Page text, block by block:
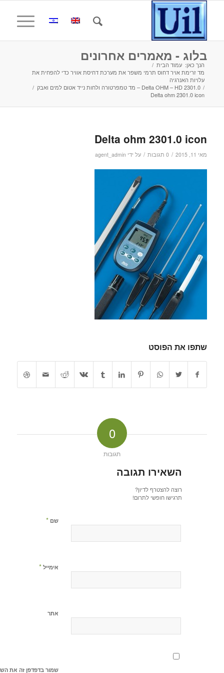
בלוג - מאמרים אחרונים
הנך כאן: עמוד הבית /
מד זרימת אויר דחוס תרמי משפר את מערכת דחיסת אוויר כדי להפחית את
עלויות האנרגיה
/ Delta OHM – HD 2301.0 – מד טמפרטורה ולחות נייד אטום למים ואבק
/
Delta ohm 2301.0 icon
Delta ohm 2301.0 icon
מאי 11, 2015 / 0 תגובות / על ידי agent_admin
שתפו את הפוסט
0
תגובות
השאירו תגובה
רוצה להצטרף לדיון?
תרגישו חופשי לתרום!
שם *
אימייל *
אתר
שמור בדפדפן זה את